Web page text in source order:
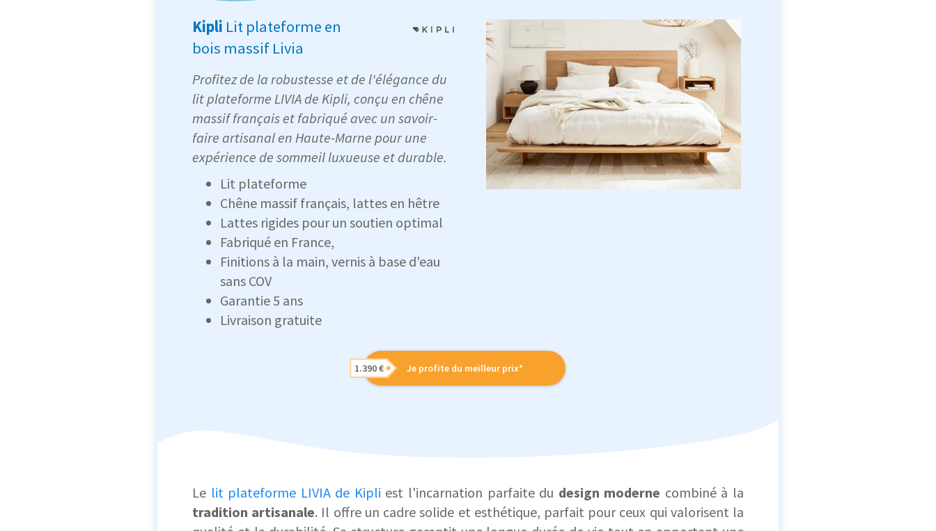
Kipli Lit plateforme en
bois massif Livia
Profitez de la robustesse et de l'élégance du
lit plateforme LIVIA de Kipli, conçu en chêne
massif français et fabriqué avec un savoir-
faire artisanal en Haute-Marne pour une
expérience de sommeil luxueuse et durable.
Lit plateforme
Chêne massif français, lattes en hêtre
Lattes rigides pour un soutien optimal
Fabriqué en France,
Finitions à la main, vernis à base d'eau
sans COV
Garantie 5 ans
Livraison gratuite
Je profite du meilleur prix*
1.390 €
Le lit plateforme LIVIA de Kipli est l'incarnation parfaite du design moderne combiné à la
tradition artisanale. Il offre un cadre solide et esthétique, parfait pour ceux qui valorisent la